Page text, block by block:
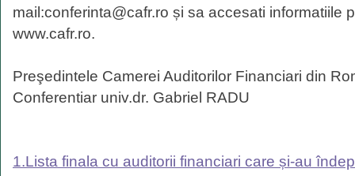
mail:conferinta@cafr.ro și sa accesati informatiile
www.cafr.ro.
Preşedintele Camerei Auditorilor Financiari din
Conferentiar univ.dr. Gabriel RADU
1.Lista finala cu auditorii financiari care și-au